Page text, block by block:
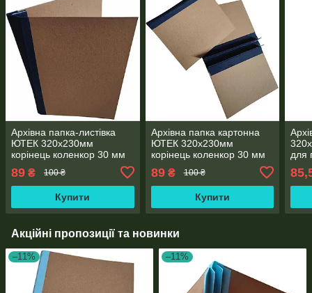
Архівна папка-листівка
ЮТЕК 320х230мм
корінець коленкор 30 мм
формат А4
89 ₴ 100 ₴
Купити
Архівна папка картонна
ЮТЕК 320х230мм
корінець коленкор 30 мм
формат А4
89₴ 100 ₴
Купити
для
Акційні пропозиції та новинки
–11% –11%